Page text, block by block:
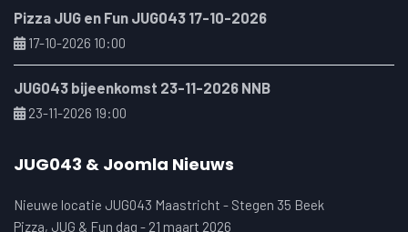
Pizza JUG en Fun JUG043 17-10-2026
17-10-2026 10:00
JUG043 bijeenkomst 23-11-2026 NNB
23-11-2026 19:00
JUG043 & Joomla Nieuws
Nieuwe locatie JUG043 Maastricht - Stegen 35 Beek
Pizza, JUG & Fun dag - 21 maart 2026